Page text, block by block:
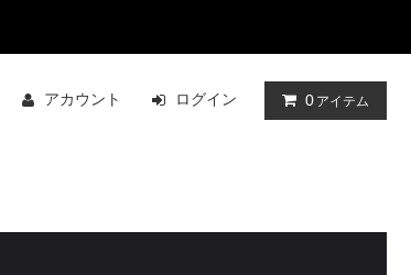
アカウント ログイン 0 アイテム